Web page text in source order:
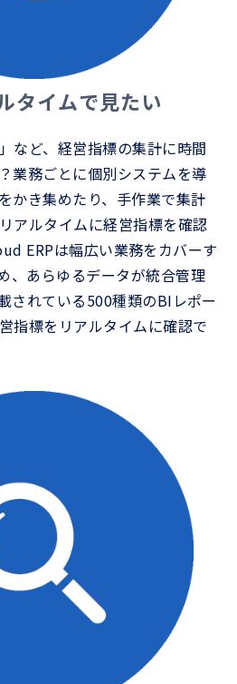
タイムで見たい
など、経営指標の集計に時間
業務ごとに個別システムを導
かき集めたり、手作業で集計
アルタイムに経営指標を確認
ERPは幅広い業務をカバーす
、あらゆるデータが統合管理
されている500種類のBIレポー
指標をリアルタイムに確認で